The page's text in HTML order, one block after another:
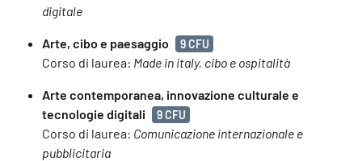
digitale
Arte, cibo e paesaggio 9 CFU
Corso di laurea: Made in italy, cibo e ospitalità
Arte contemporanea, innovazione culturale e
tecnologie digitali
9 CFU
Corso di laurea: Comunicazione internazionale e
pubblicitaria